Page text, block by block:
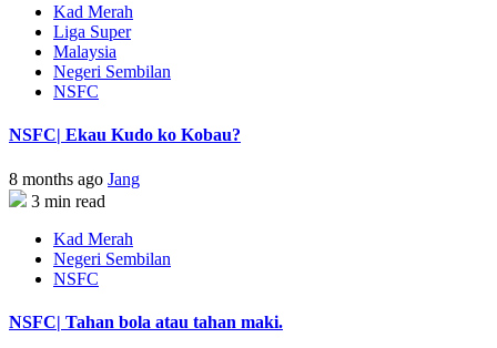
Kad Merah
Liga Super
Malaysia
Negeri Sembilan
NSFC
NSFC| Ekau Kudo ko Kobau?
8 months ago Jang
3 min read
Kad Merah
Negeri Sembilan
NSFC
NSFC| Tahan bola atau tahan maki.